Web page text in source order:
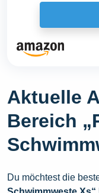
Aktuelle
Bereich
Du möchtest die